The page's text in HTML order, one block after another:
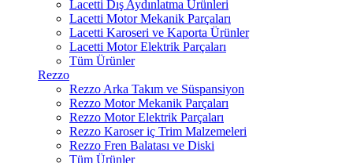
Lacetti Dış Aydınlatma Ürünleri
Lacetti Motor Mekanik Parçaları
Lacetti Karoseri ve Kaporta Ürünler
Lacetti Motor Elektrik Parçaları
Tüm Ürünler
Rezzo
Rezzo Arka Takım ve Süspansiyon
Rezzo Motor Mekanik Parçaları
Rezzo Motor Elektrik Parçaları
Rezzo Karoser iç Trim Malzemeleri
Rezzo Fren Balatası ve Diski
Tüm Ürünler